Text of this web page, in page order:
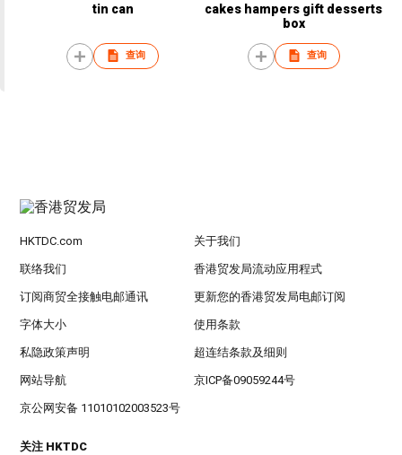
tin can
查询
cakes hampers gift desserts
box
查询
HKTDC.com 关于我们
联络我们 香港贸发局流动应用程式
订阅商贸全接触电邮通讯 更新您的香港贸发局电邮订阅
字体大小 使用条款
私隐政策声明 超连结条款及细则
网站导航 京ICP备09059244号
京公网安备 11010102003523号
关注 HKTDC